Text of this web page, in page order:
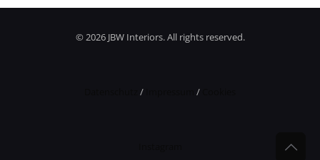
© 2026 JBW Interiors. All rights reserved.
/ /